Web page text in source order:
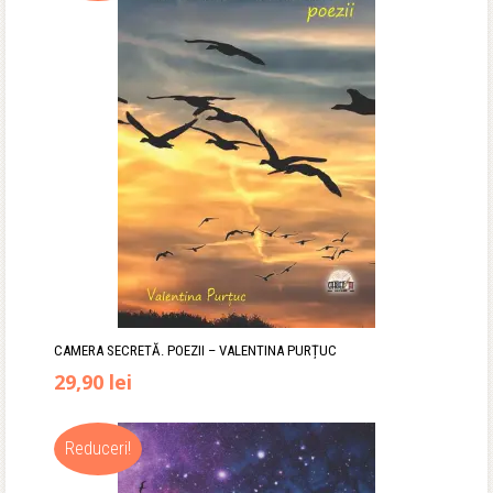
CAMERA SECRETĂ. POEZII – VALENTINA PURȚUC
Prețul
inițial
a
29,90 lei
curent
este:
Reduceri!